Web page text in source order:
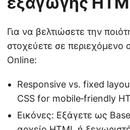
Για να βελτιώσετε την
στοχεύετε σε
Online:
Responsive vs. fixed
CSS for mobile‑friendly
Εικόνες: Εξάγετε ως